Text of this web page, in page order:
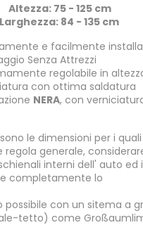
Altezza: 75 - 125 cm
84 - 135 cm
e facilmente
Senza Attrezzi
regolabile in
con ottima saldatura
NERA, con
le dimensioni per i
regola generale,
interni dell' auto
completamente lo
possibile con un sitema a
tetto) come